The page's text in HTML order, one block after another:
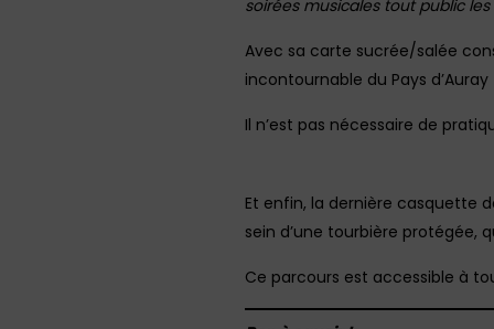
soirées musicales tout public
Avec sa carte sucrée/salée
incontournable du Pays d’Auray
Il n’est pas nécessaire de
Et enfin, la dernière casquette
sein d’une tourbière protégée,
Ce parcours est accessible à